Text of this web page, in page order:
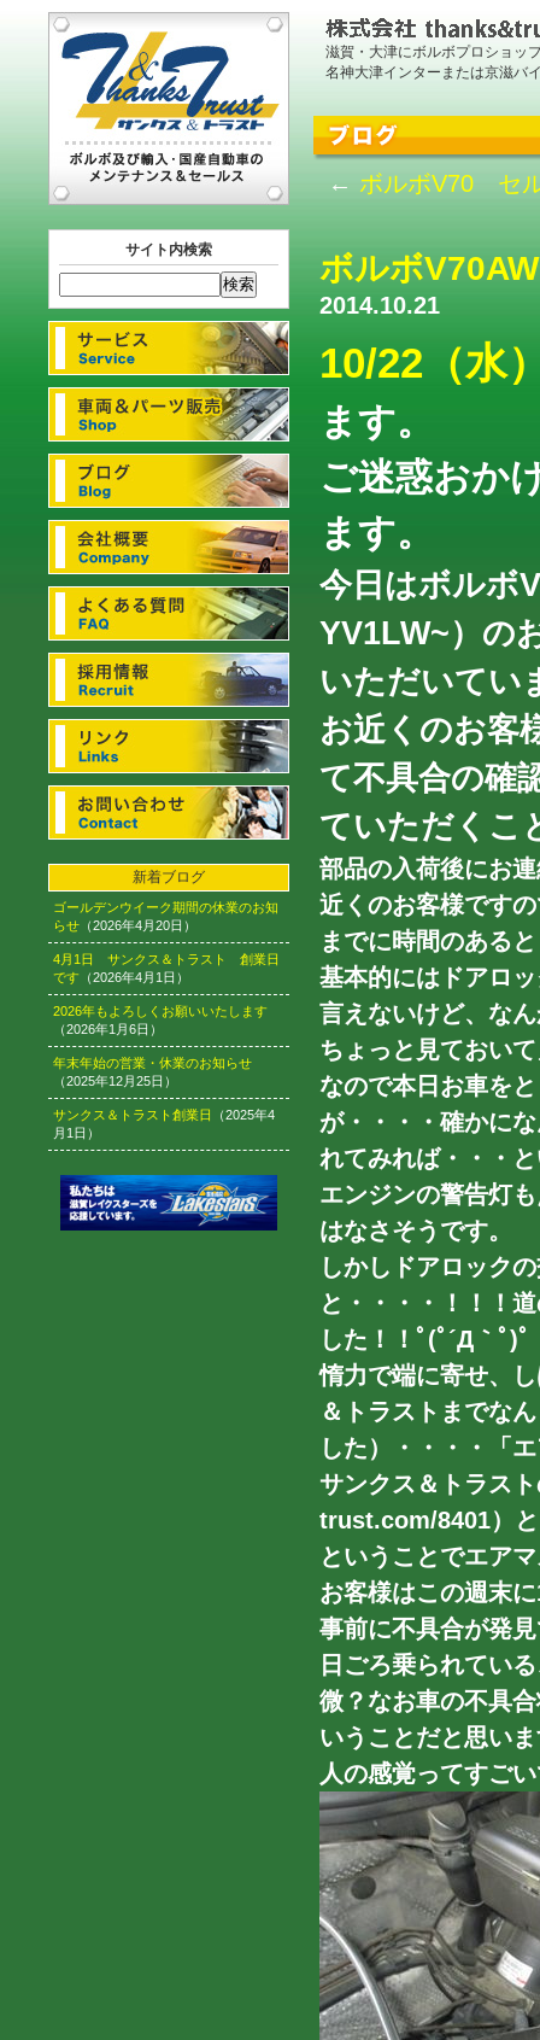
滋賀・大津にボルボプロショッ
名神大津インターまたは京滋バ
サイト内検索
新着ブログ
ゴールデンウイーク期間の休業のお知
らせ （2026年4月20日）
4月1日 サンクス＆トラスト 創業日
です （2026年4月1日）
2026年もよろしくお願いいたします
（2026年1月6日）
年末年始の営業・休業のお知らせ
（2025年12月25日）
サンクス＆トラスト創業日
（2025年4
月1日）
← ボルボV70 セ
ボルボ
2014.10.21
10/22（水
ます。
ご迷惑おか
ます。
今日はボルボ
YV1LW~）の
いただいてい
お近くのお客
て不具合の確
ていただくこ
部品の入荷後にお
近くのお客様です
までに時間のある
基本的にはドアロ
言えないけど、な
ちょっと見ておい
なので本日お車を
が・・・・確かに
れてみれば・・・
エンジンの警告灯
はなさそうです。
しかしドアロック
と・・・・！！！
した！！ﾟ(ﾟ´Д｀ﾟ)ﾟ
惰力で端に寄せ、
＆トラストまでな
した）・・・・「
サンクス＆トラス
trust.com/8401）
ということでエア
お客様はこの週末
事前に不具合が発
日ごろ乗られてい
微？なお車の不具
いうことだと思い
人の感覚ってすご